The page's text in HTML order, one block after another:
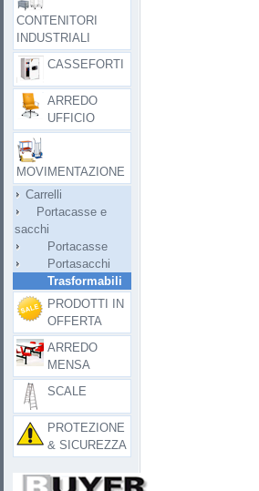
CONTENITORI
INDUSTRIALI
CASSEFORTI
ARREDO
UFFICIO
MOVIMENTAZIONE
Carrelli
Portacasse e
sacchi
Portacasse
Portasacchi
Trasformabili
PRODOTTI IN
OFFERTA
ARREDO
MENSA
SCALE
PROTEZIONE
& SICUREZZA